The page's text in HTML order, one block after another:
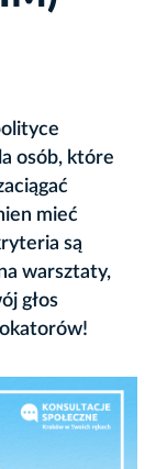
osób, które
mieć
są
warsztaty,
głos